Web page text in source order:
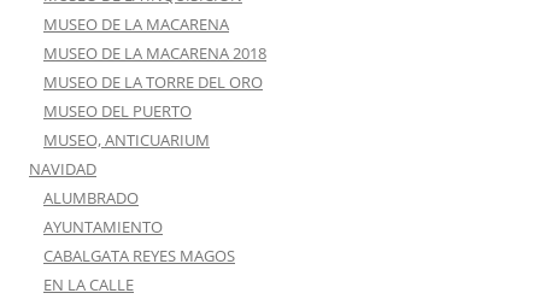
MUSEO DE LA MACARENA
MUSEO DE LA MACARENA 2018
MUSEO DE LA TORRE DEL ORO
MUSEO DEL PUERTO
MUSEO, ANTICUARIUM
NAVIDAD
ALUMBRADO
AYUNTAMIENTO
CABALGATA REYES MAGOS
EN LA CALLE